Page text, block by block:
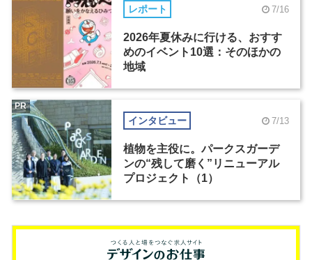
レポート 7/16
2026年夏休みに行ける、おすす
めのイベント10選：そのほかの
地域
インタビュー 7/13
植物を主役に。パークスガーデ
ンの“残して磨く”リニューアル
プロジェクト（1）
PR